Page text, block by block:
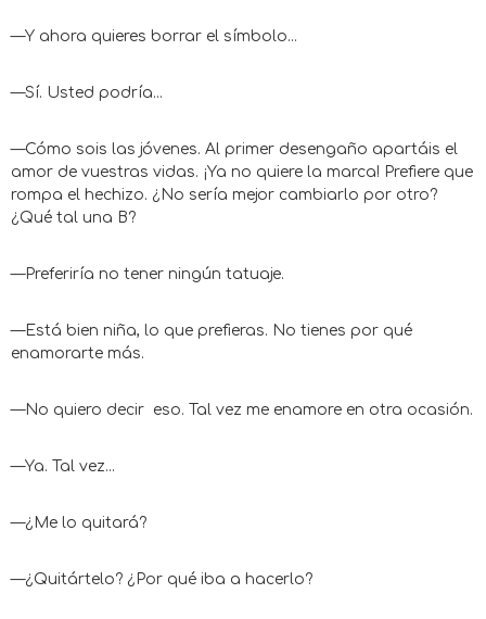
—Y ahora quieres borrar el símbolo...
—Sí. Usted podría...
—Cómo sois las jóvenes. Al primer desengaño apartáis el
amor de vuestras vidas. ¡Ya no quiere la marca! Prefiere que
rompa el hechizo. ¿No sería mejor cambiarlo por otro?
¿Qué tal una B?
—Preferiría no tener ningún tatuaje.
—Está bien niña, lo que prefieras. No tienes por qué
enamorarte más.
—No quiero decir eso. Tal vez me enamore en otra ocasión.
—Ya. Tal vez...
—¿Me lo quitará?
—¿Quitártelo? ¿Por qué iba a hacerlo?